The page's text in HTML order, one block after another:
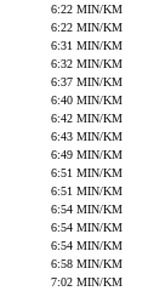
6:22 MIN/KM
6:22 MIN/KM
6:31 MIN/KM
6:32 MIN/KM
6:37 MIN/KM
6:40 MIN/KM
6:42 MIN/KM
6:43 MIN/KM
6:49 MIN/KM
6:51 MIN/KM
6:51 MIN/KM
6:54 MIN/KM
6:54 MIN/KM
6:54 MIN/KM
6:58 MIN/KM
7:02 MIN/KM